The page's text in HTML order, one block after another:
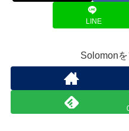
LINE
Solomon